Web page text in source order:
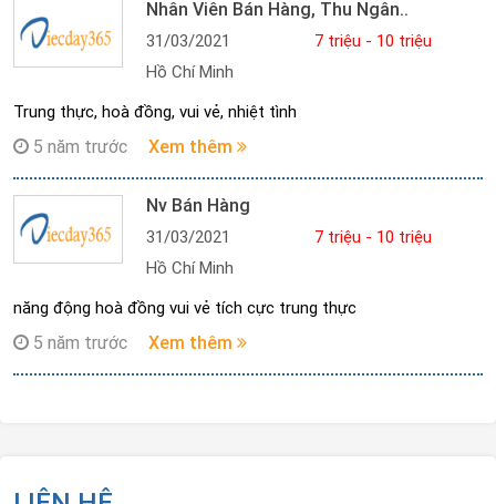
Nhân Viên Bán Hàng, Thu Ngân..
31/03/2021
7 triệu - 10 triệu
Hồ Chí Minh
Trung thực, hoà đồng, vui vẻ, nhiệt tình
5 năm trước Xem thêm
Nv Bán Hàng
31/03/2021
7 triệu - 10 triệu
Hồ Chí Minh
năng động hoà đồng vui vẻ tích cực trung thực
5 năm trước Xem thêm